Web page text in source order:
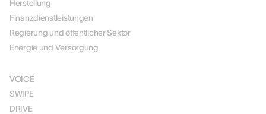
Herstellung
Finanzdienstleistungen
Regierung und öffentlicher Sektor
Energie und Versorgung
VOICE
SWIPE
DRIVE